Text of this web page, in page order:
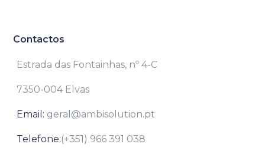
Contactos
Estrada das Fontainhas, nº 4-C
7350-004 Elvas
Email: geral@ambisolution.pt
Telefone:(+351) 966 391 038